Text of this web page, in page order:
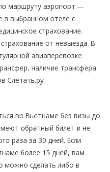
маршруту аэропорт —
в выбранном отеле с
страхование.
от невыезда. В
авиаперевозке
наличие трансфера
Слетать.ру
во Вьетнаме без визы до
обратный билет и не
раза за 30 дней. Если
более 15 дней, вам
можно сделать либо в